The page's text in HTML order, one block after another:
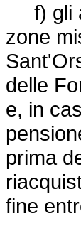
f) gli
zone
delle
e, in
prima
fine